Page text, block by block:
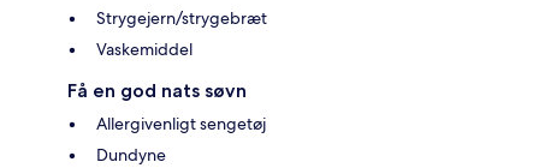
Strygejern/strygebræt
Vaskemiddel
Få en god nats søvn
Allergivenligt sengetøj
Dundyne